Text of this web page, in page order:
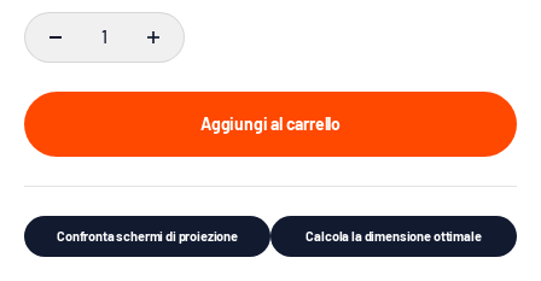
Aggiungi al carrello
Confronta schermi di proiezione Calcola la dimensione ottimale